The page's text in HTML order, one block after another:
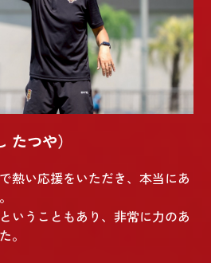
たつや）
熱い応援をいただき、本当にあ
いうこともあり、非常に力のあ
。